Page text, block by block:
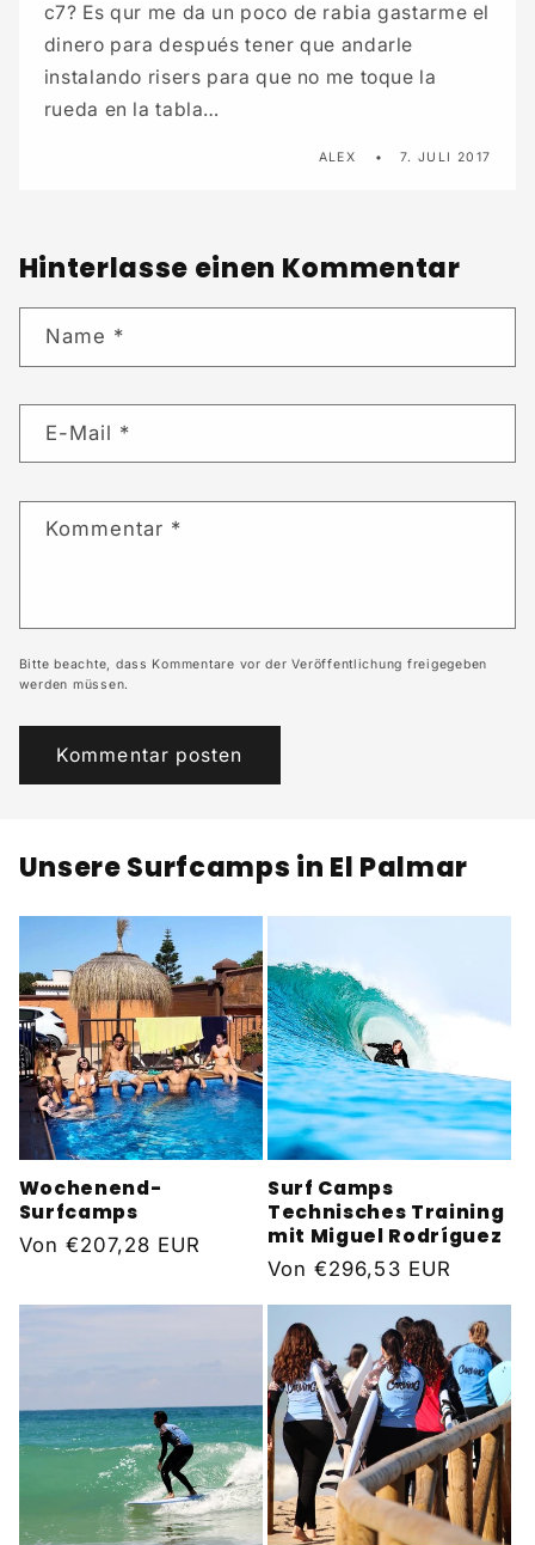
c7? Es qur me da un poco de rabia gastarme el
dinero para después tener que andarle
instalando risers para que no me toque la
rueda en la tabla…
ALEX 7. JULI 2017
Hinterlasse einen Kommentar
Name *
E-Mail *
Kommentar *
Bitte beachte, dass Kommentare vor der Veröffentlichung freigegeben
werden müssen.
Unsere Surfcamps in El Palmar
Wochenend-
Surfcamps
Normaler
Von €207,28 EUR
Surf Camps
Technisches Training
mit Miguel Rodríguez
Normaler
Von€296,53 EUR